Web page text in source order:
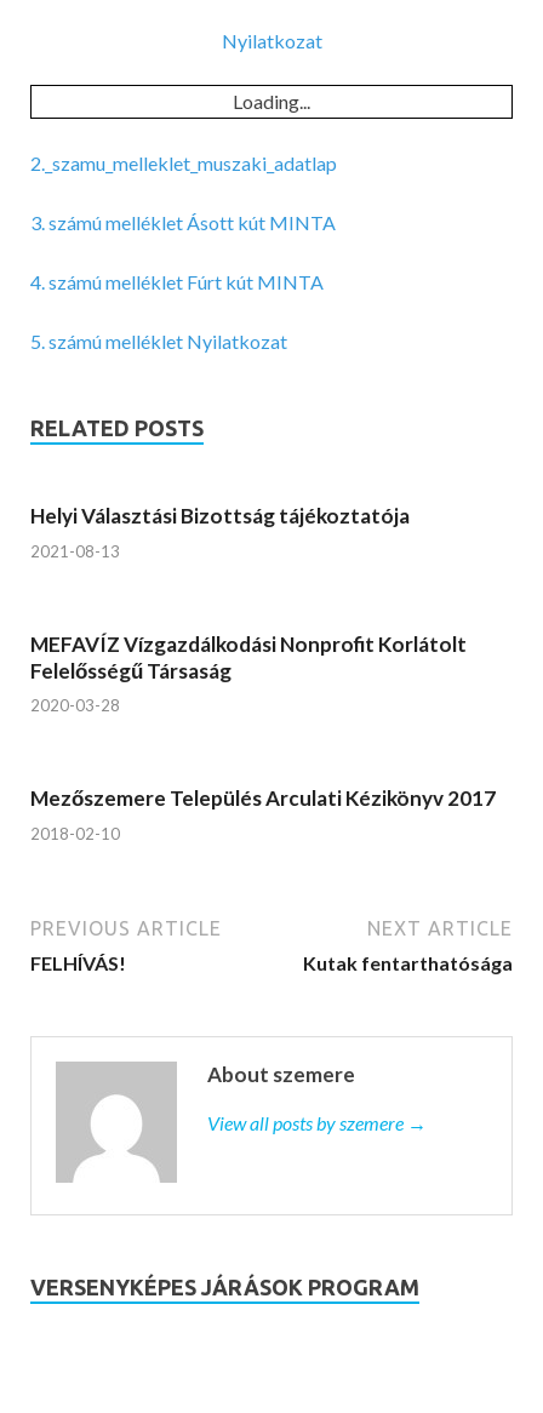
Nyilatkozat
Loading...
2._szamu_melleklet_muszaki_adatlap
3. számú melléklet Ásott kút MINTA
4. számú melléklet Fúrt kút MINTA
5. számú melléklet Nyilatkozat
RELATED POSTS
Helyi Választási Bizottság tájékoztatója
2021-08-13
MEFAVÍZ Vízgazdálkodási Nonprofit Korlátolt
Felelősségű Társaság
2020-03-28
Mezőszemere Település Arculati Kézikönyv 2017
2018-02-10
PREVIOUS ARTICLE
FELHÍVÁS!
NEXT ARTICLE
Kutak fentarthatósága
About szemere
View all posts by szemere →
VERSENYKÉPES JÁRÁSOK PROGRAM